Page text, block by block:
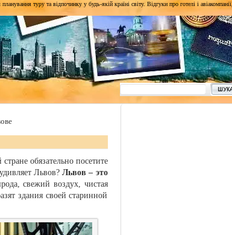
туру та відпочинку у будь-якій країні світу. Відгуки про готелі і авіакомпанії,
обязательно посетите
Львов?Львов – это
свежий воздух, чистая
здания своей старинной